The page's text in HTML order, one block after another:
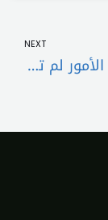
NEXT
“صمت” برّي: الأمور لم تنضج بعد؟!